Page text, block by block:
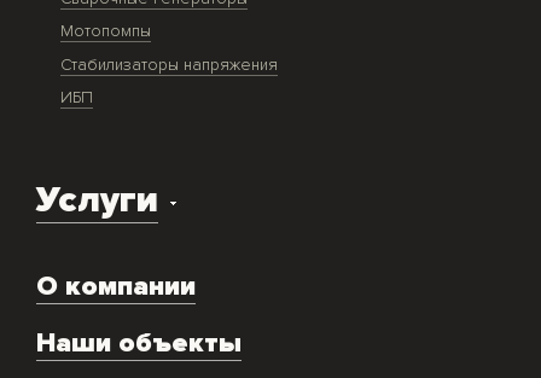
Мотопомпы
Стабилизаторы напряжения
ИБП
Услуги
Экспертиза объекта
Техническое обслуживание
О компании
Наши объекты